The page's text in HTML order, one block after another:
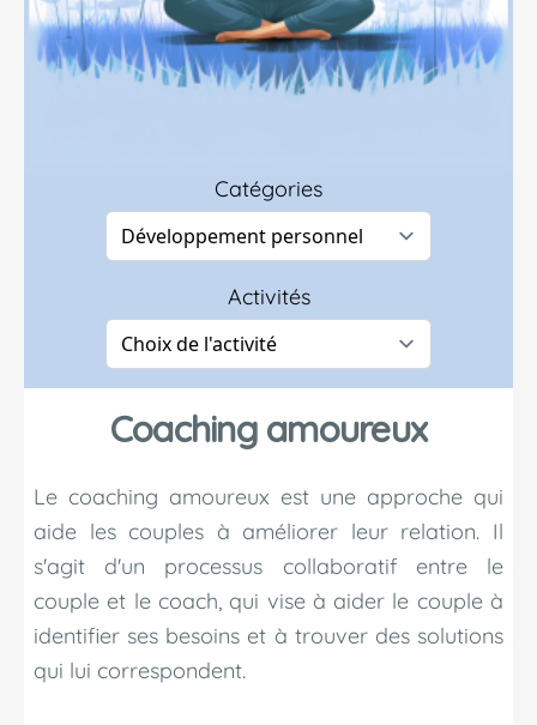
Catégories
Activités
Coaching amoureux
Le coaching amoureux est une approche qui
aide les couples à améliorer leur relation. Il
s'agit d'un processus collaboratif entre le
couple et le coach, qui vise à aider le couple à
identifier ses besoins et à trouver des solutions
qui lui correspondent.